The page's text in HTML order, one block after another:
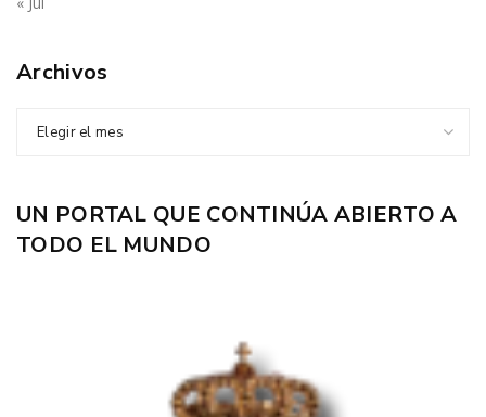
Archivos
Elegir el mes
UN PORTAL QUE CONTINÚA ABIERTO A
TODO EL MUNDO